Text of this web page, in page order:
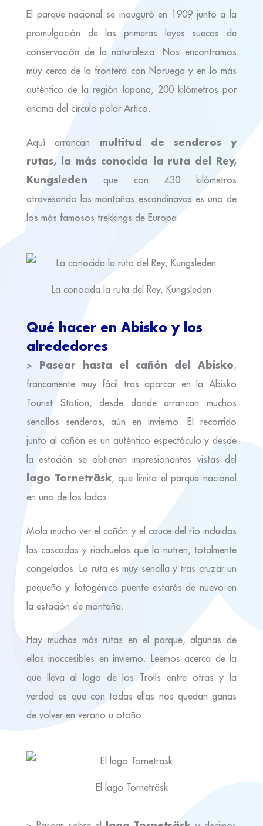
El parque nacional se inauguró en 1909 junto a la
promulgación de las primeras leyes suecas de
conservación de la naturaleza. Nos encontramos
muy cerca de la frontera con Noruega y en lo más
auténtico de la región lapona, 200 kilómetros por
encima del círculo polar Artico.
Aquí arrancan multitud de senderos y
rutas, la más conocida la ruta del Rey,
Kungsleden que con 430 kilómetros
atravesando las montañas escandinavas es uno de
los más famosos trekkings de Europa.
La conocida la ruta del Rey, Kungsleden
Qué hacer en Abisko y los
alrededores
> Pasear hasta el cañón del Abisko,
francamente muy fácil tras aparcar en la Abisko
Tourist Station, desde donde arrancan muchos
sencillos senderos, aún en invierno. El recorrido
junto al cañón es un auténtico espectáculo y desde
la estación se obtienen impresionantes vistas del
lago Torneträsk, que limita el parque nacional
en uno de los lados.
Mola mucho ver el cañón y el cauce del río incluidas
las cascadas y riachuelos que lo nutren, totalmente
congelados. La ruta es muy sencilla y tras cruzar un
pequeño y fotogénico puente estarás de nuevo en
la estación de montaña.
Hay muchas más rutas en el parque, algunas de
ellas inaccesibles en invierno. Leemos acerca de la
que lleva al lago de los Trolls entre otras y la
verdad es que con todas ellas nos quedan ganas
de volver en verano u otoño.
El lago Torneträsk